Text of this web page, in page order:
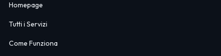
Homepage
Tutti i Servizi
Come Funziona